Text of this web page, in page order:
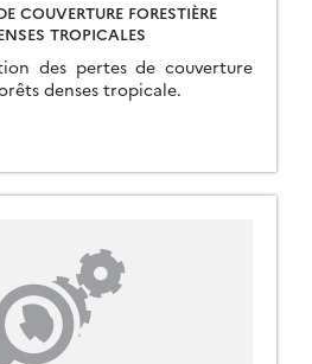
COUVERTURE FORESTIÈRE
TROPICALES
des pertes de couverture
denses tropicale.